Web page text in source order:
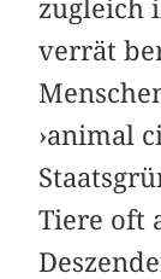
zugleich
verrät
›animal
Tiere oft